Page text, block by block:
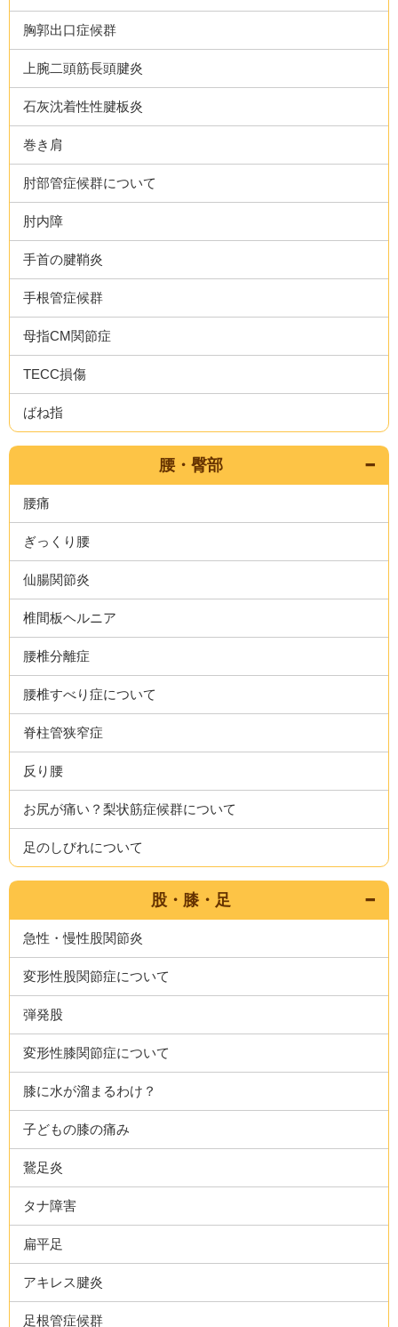
胸郭出口症候群
上腕二頭筋長頭腱炎
石灰沈着性性腱板炎
巻き肩
肘部管症候群について
肘内障
手首の腱鞘炎
手根管症候群
母指CM関節症
TECC損傷
ばね指
腰・臀部
腰痛
ぎっくり腰
仙腸関節炎
椎間板ヘルニア
腰椎分離症
腰椎すべり症について
脊柱管狭窄症
反り腰
お尻が痛い？梨状筋症候群について
足のしびれについて
股・膝・足
急性・慢性股関節炎
変形性股関節症について
弾発股
変形性膝関節症について
膝に水が溜まるわけ？
子どもの膝の痛み
鵞足炎
タナ障害
扁平足
アキレス腱炎
足根管症候群